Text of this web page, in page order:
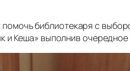
библиотекаря с
и Кеша» выполнив